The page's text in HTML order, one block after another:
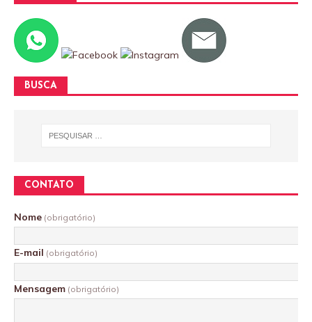
BUSCA
CONTATO
Nome (obrigatório)
E-mail (obrigatório)
Mensagem (obrigatório)